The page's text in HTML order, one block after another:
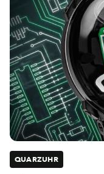
QUARZUHR